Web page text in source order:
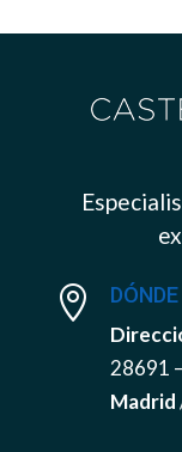

28691
Madrid